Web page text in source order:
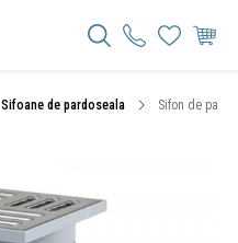
Sifoane de pardoseala Sifon de